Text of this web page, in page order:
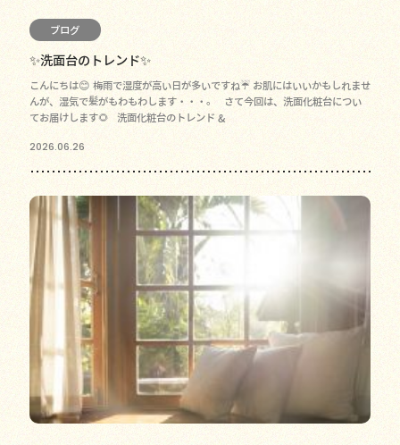
ブログ
✨洗面台のトレンド✨
こんにちは😊 梅雨で湿度が高い日が多いですね☔ お肌にはいいかもしれませ
んが、湿気で髪がもわもわします・・・。 さて今回は、洗面化粧台につい
てお届けします🌻 洗面化粧台のトレンド &
2026.06.26